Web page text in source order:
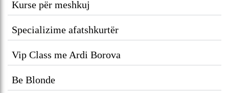
Kurse për meshkuj
Specializime afatshkurtër
Vip Class me Ardi Borova
Be Blonde